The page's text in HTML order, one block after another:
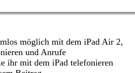
möglich mit dem iPad Air 2,
und Anrufe
ihr mit dem iPad telefonieren